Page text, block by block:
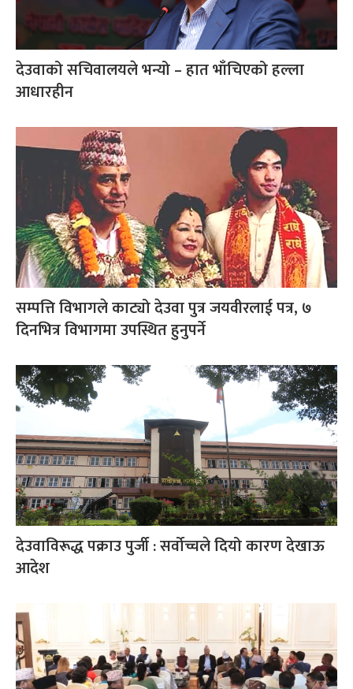
देउवाको सचिवालयले भन्यो – हात भाँचिएको हल्ला
आधारहीन
सम्पत्ति विभागले काट्यो देउवा पुत्र जयवीरलाई पत्र, ७
दिनभित्र विभागमा उपस्थित हुनुपर्ने
देउवाविरूद्ध पक्राउ पुर्जी : सर्वोच्चले दियो कारण देखाऊ
आदेश